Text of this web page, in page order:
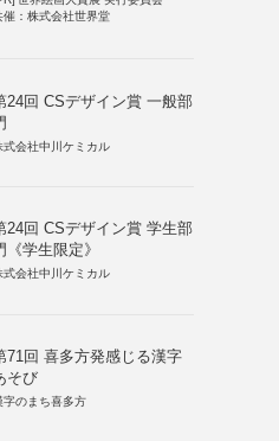
催：株式会社世界堂
24回 CSデザイン賞 一般部
式会社中川ケミカル
24回 CSデザイン賞 学生部
《学生限定》
式会社中川ケミカル
71回 喜多方発感じる漢字
そび
字のまち喜多方